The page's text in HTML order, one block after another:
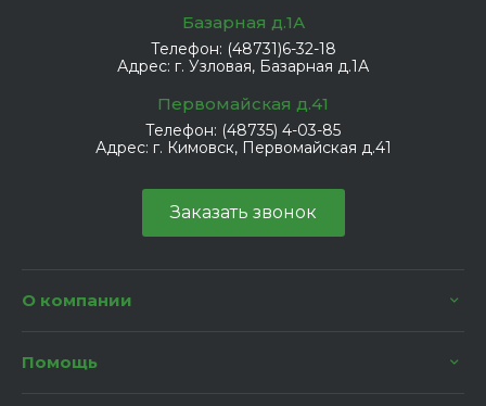
Базарная д.1А
Телефон: (48731)6-32-18
Адрес: г. Узловая, Базарная д.1А
Первомайская д.41
Телефон: (48735) 4-03-85
Адрес: г. Кимовск, Первомайская д.41
Заказать звонок
О компании
Помощь